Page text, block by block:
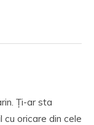
Ți-ar sta
oricare din cele